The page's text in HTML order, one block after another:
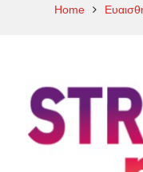
Home